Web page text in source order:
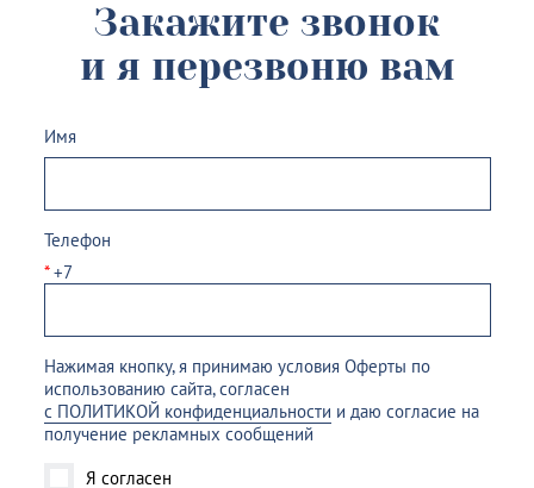
Закажите звонок
и я перезвоню вам
Имя
Телефон
*+7
Нажимая кнопку, я принимаю условия Оферты по
использованию сайта, согласен
с ПОЛИТИКОЙ конфиденциальности и даю согласие на
получение рекламных сообщений
Я согласен